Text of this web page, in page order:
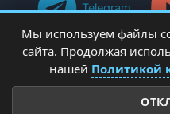
Telegram
Мы используем файлы
сайта. Продолжая
нашей Политикой